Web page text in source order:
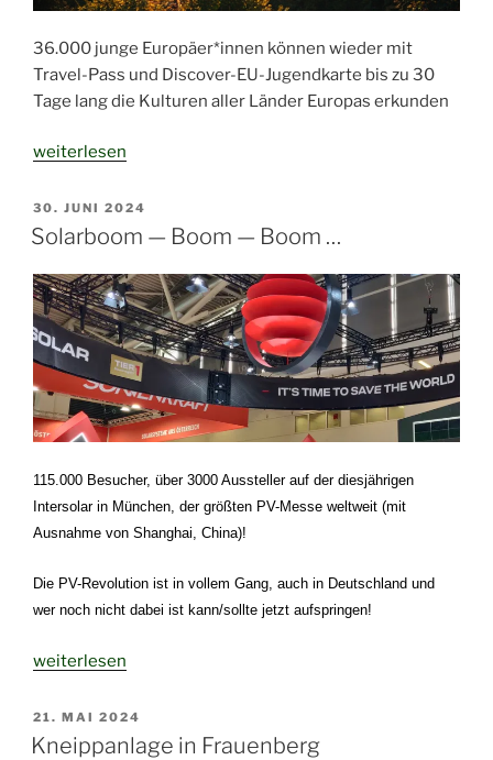
36.000 junge Europäer*innen können wieder mit
Travel-Pass und Discover-EU-Jugendkarte bis zu 30
Tage lang die Kulturen aller Länder Europas erkunden
„EU
wieder
36.000
weiterlesen
VERÖFFENTLICHT
AM
30. JUNI 2024
Solarboom — Boom — Boom …
115.000 Besucher, über 3000 Aussteller auf der diesjährigen
Intersolar in München, der größten PV-Messe weltweit (mit
Ausnahme von Shanghai, China)!
Die PV-Revolution ist in vollem Gang, auch in Deutschland und
wer noch nicht dabei ist kann/sollte jetzt aufspringen!
„Solarboom
Boom
—
weiterlesen
VERÖFFENTLICHT
AM
21. MAI 2024
Kneippanlage in Frauenberg